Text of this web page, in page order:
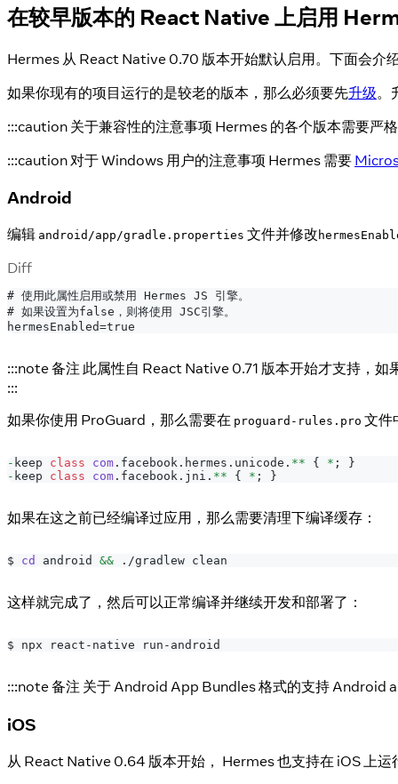
在较早版本的 React Native 上启用
Hermes 从 React Native 0.70 版本开始默认启用。下面会
如果你现有的项目运行的是较老的版本，那么必须要先升级。
:::caution 关于兼容性的注意事项 Hermes 的各个版本需要严
:::caution 对于 Windows 用户的注意事项 Hermes 需要
Android
编辑 android/app/gradle.properties 文件并修改
Diff
# 使用此属性启用或禁用 Hermes JS 引擎。
# 如果设置为false，则将使用 JSC引擎。
hermesEnabled=true
:::note 备注 此属性自 React Native 0.71 版本开始才支持，如
:::
如果你使用 ProGuard，那么需要在 proguard-rules.pro 文件
- keep class com . facebook . hermes . unicode . ** { * ;
}
- keep class com . facebook . jni . ** { * ; }
如果在这之前已经编译过应用，那么需要清理下编译缓存：
$ cd android && ./gradlew clean
这样就完成了，然后可以正常编译并继续开发和部署了：
$ npx react-native run-android
:::note 备注 关于 Android App Bundles 格式的支持 Android
iOS
从 React Native 0.64 版本开始， Hermes 也支持在 iOS 上